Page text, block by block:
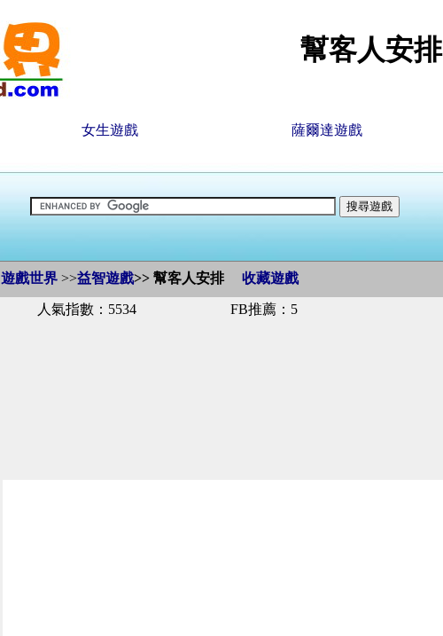
幫客人安排
女生遊戲 薩爾達遊戲
遊戲世界 >>益智遊戲>>幫客人安排 收藏遊戲
人氣指數：5534 FB推薦：5